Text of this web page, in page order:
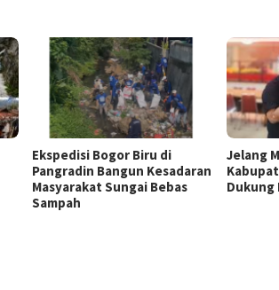
Ekspedisi Bogor Biru di
Pangradin Bangun Kesadaran
Masyarakat Sungai Bebas
Sampah
Jelang
Dukung